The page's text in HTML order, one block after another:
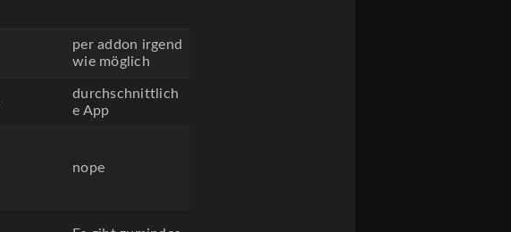
per addon irgend
wie möglich
durchschnittlich
e App
nope